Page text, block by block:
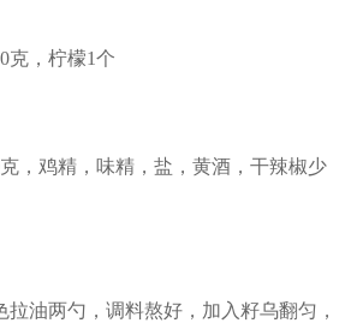
克，柠檬1个
，鸡精，味精，盐，黄酒，干辣椒少
拉油两勺，调料熬好，加入籽乌翻匀，